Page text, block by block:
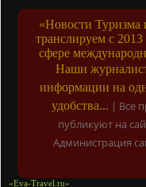
«Новости Туризма
транслируем с 2013
сфере
Наши
информации на
удобства... | Все
публикуют на
Администрация
«Eva-Travel.ru»